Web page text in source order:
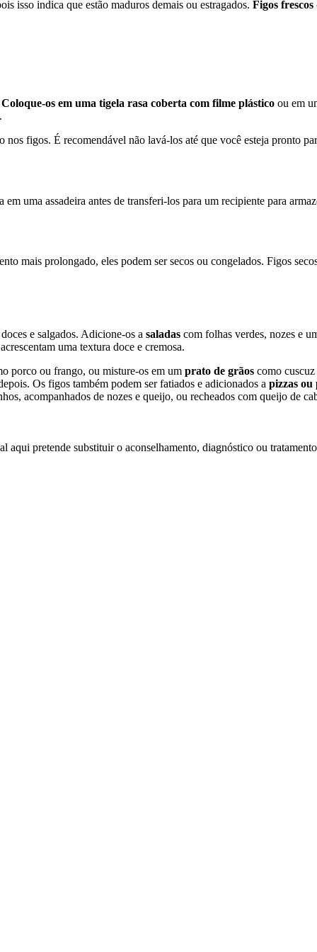
isso indica que estão maduros demais ou estragados. Figos
Coloque-os em uma tigela rasa coberta com filme plástico ou em
figos. É recomendável não lavá-los até que você esteja pronto
uma assadeira antes de transferi-los para um recipiente para
mais prolongado, eles podem ser secos ou congelados. Figos
e salgados. Adicione-os a saladas com folhas verdes, nozes e
uma textura doce e cremosa.
porco ou frango, ou misture-os em um prato de grãos como
Os figos também podem ser fatiados e adicionados a pizzas ou
acompanhados de nozes e queijo, ou recheados com queijo de
aqui pretende substituir o aconselhamento, diagnóstico ou